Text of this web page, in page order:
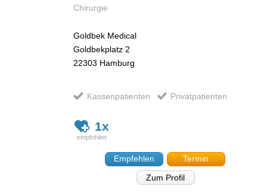
Chirurgie
Goldbek Medical
Goldbekplatz 2
22303 Hamburg
Kassenpatienten Privatpatienten
1x
Empfehlen
Termin
Zum Profil